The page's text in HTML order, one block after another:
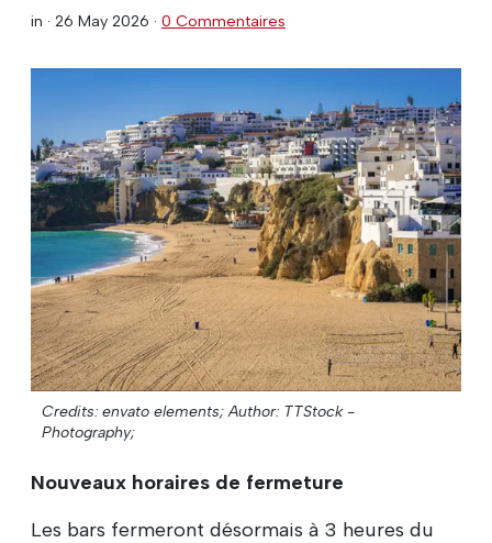
in · 26 May 2026 · 0 Commentaires
Credits: envato elements; Author: TTStock -
Photography;
Nouveaux horaires de fermeture
Les bars fermeront désormais à 3 heures du